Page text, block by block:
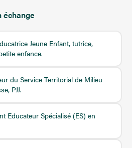
échange
Jeune Enfant, tutrice,
enfance.
du Service Territorial de Milieu
PJJ.
Educateur Spécialisé (ES) en